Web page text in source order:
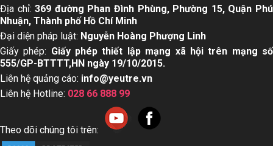
Địa chỉ:369 đường Phan Đình Phùng, Phường 15, Quận Phú
Nhuận, Thành phố Hồ Chí Minh
Đại diện pháp luật: Nguyễn Hoàng Phượng Linh
Giấy phép: Giấy phép thiết lập mạng xã hội trên mạng số
555/GP-BTTTT,HN ngày 19/10/2015.
Liên hệ quảng cáo: info@yeutre.vn
Liên hệ Hotline: 028 66 888 99
Theo dõi chúng tôi trên: